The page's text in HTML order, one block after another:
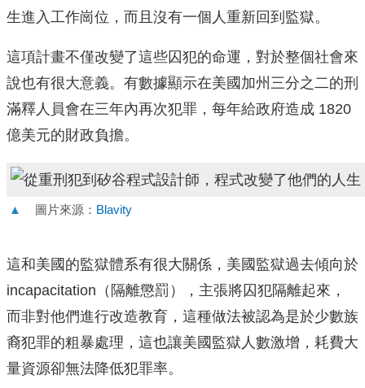
生進入工作崗位，而且沒有一個人重新回到監獄。
這項計畫不僅改變了這些囚犯的命運，對於整個社會來
說也有很大意義。有數據顯示在美國加州三分之二的刑
滿釋人員會在三年內再次犯罪，每年給政府造成 1820
億美元的財政負擔。
▲ 圖片來源： Blavity
這和美國的監獄體系有很大關係，美國監獄過去傾向於
incapacitation（隔離懲罰），主張將囚犯隔離起來，
而非對他們進行改造教育，這種做法被認為是於少數族
裔犯罪的粗暴處理，這也讓美國監獄人數激增，耗費大
量資源卻無法降低犯罪率。